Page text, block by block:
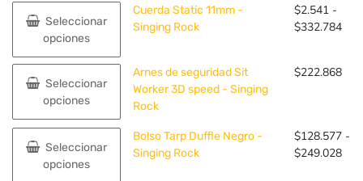
Las
opciones
pueden
elegir
página
producto
hasta
Seleccionar
opciones
Este
producto
múltiples
variantes.
Las
opciones
se
pueden
elegir
Cuerda Static 11mm -
Singing Rock
$2.541 -
$332.784
Seleccionar
opciones
Este
producto
tiene
múltiples
variantes.
Las
Arnes de seguridad Sit
Worker 3D speed - Singing
Rock
$222.868
Seleccionar
opciones
Este
producto
Bolso Tarp Duffle Negro -
Singing Rock
$128.577 -
$249.028